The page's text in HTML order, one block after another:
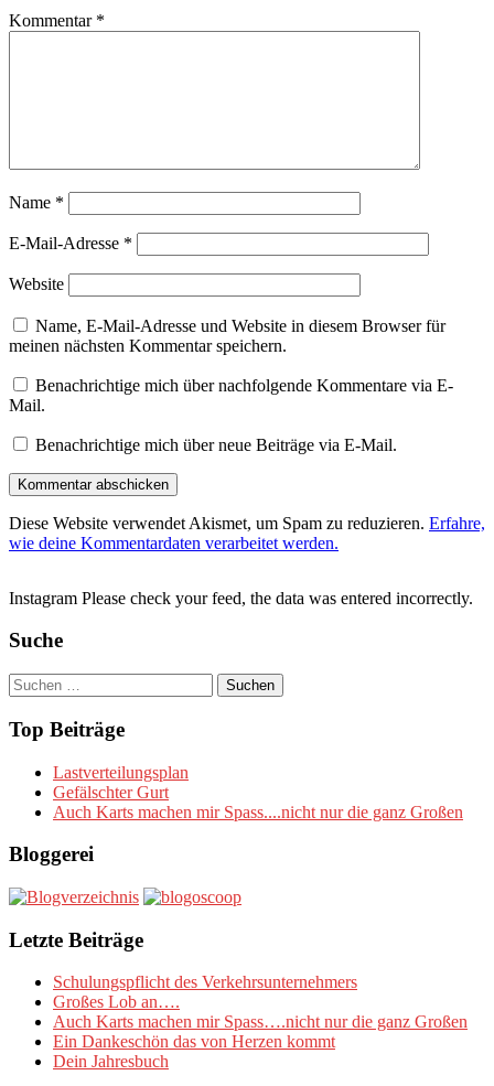
Kommentar *
Name *
E-Mail-Adresse *
Website
Name, E-Mail-Adresse und Website in diesem Browser für
meinen nächsten Kommentar speichern.
Benachrichtige mich über nachfolgende Kommentare via E-
Mail.
Benachrichtige mich über neue Beiträge via E-Mail.
Diese Website verwendet Akismet, um Spam zu reduzieren. Erfahre,
wie deine Kommentardaten verarbeitet werden.
Instagram Please check your feed, the data was entered incorrectly.
Suche
Suchen
nach:
Top Beiträge
Lastverteilungsplan
Gefälschter Gurt
Auch Karts machen mir Spass....nicht nur die ganz Großen
Bloggerei
Letzte Beiträge
Schulungspflicht des Verkehrsunternehmers
Großes Lob an….
Auch Karts machen mir Spass….nicht nur die ganz Großen
Ein Dankeschön das von Herzen kommt
Dein Jahresbuch